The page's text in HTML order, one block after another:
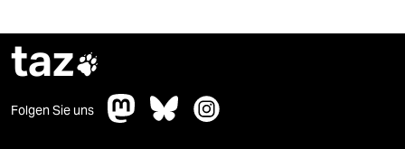
taz
Folgen Sie uns